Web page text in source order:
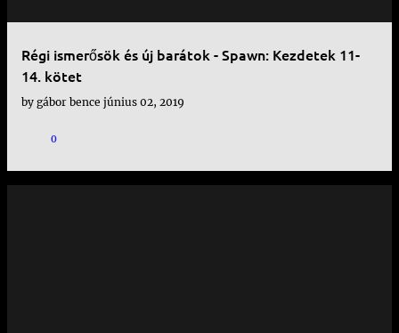
k
Régi ismerősök és új barátok - Spawn: Kezdetek 11-
14. kötet
by gábor bence június 02, 2019
0